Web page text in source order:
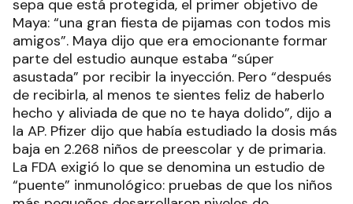
sepa que está protegida, el primer objetivo de
Maya: “una gran fiesta de pijamas con todos mis
amigos”. Maya dijo que era emocionante formar
parte del estudio aunque estaba “súper
asustada” por recibir la inyección. Pero “después
de recibirla, al menos te sientes feliz de haberlo
hecho y aliviada de que no te haya dolido”, dijo a
la AP. Pfizer dijo que había estudiado la dosis más
baja en 2.268 niños de preescolar y de primaria.
La FDA exigió lo que se denomina un estudio de
“puente” inmunológico: pruebas de que los niños